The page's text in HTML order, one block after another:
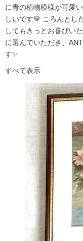
に青の植物模様が可愛
しいです💙 ころんとし
してもきっとお喜びい
に選んでいただき、
す✨
すべて表示